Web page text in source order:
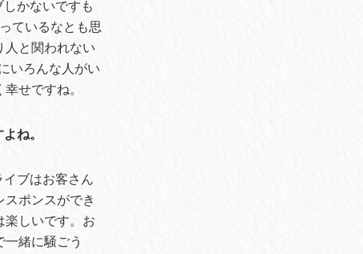
かないですも
ているなとも思
人と関われない
いろんな人がい
せですね。
ね。
ブはお客さん
ポンスができ
楽しいです。お
緒に騒ごう